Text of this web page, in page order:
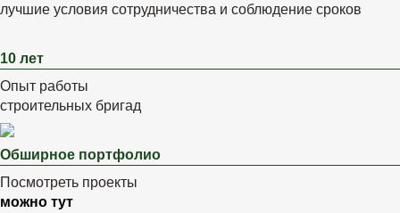
лучшие условия сотрудничества и соблюдение сроков
10 лет
Опыт работы
строительных бригад
Обширное портфолио
Посмотреть проекты
можно тут